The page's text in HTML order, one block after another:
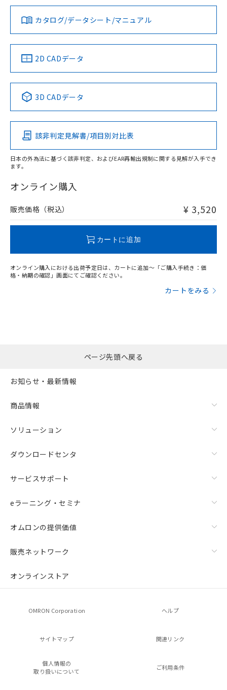
ダウンロードデータをご利用いただく前に、以下を必ずお読
みください。
ソフトウェアの使用条件
対応済み
中国 RoHS 注意事項・凡例
Pb Hg Cd Cr(VI)
O
在庫等で未対応品が混在する可能性があります。
問い合わせください。
LR型式承認
（イギリス
船舶規格）
DNV型式承認
（ノルウェー
BV型式承認
（フランス
KR型式
（韓国
No No No No
この製品の規格認証/適合状況ページへ
その他の認証はこちらのページからご検索ください
カタログ/データシート/マニュアル
2D CADデータ
3D CADデータ
該非判定見解書/項目別対比表
日本の外為法に基づく該非判定、およびEAR再輸出規制に関する見解が入手でき
ます。
オンライン購入
販売価格（税込） ¥ 3,520
カートに追加
オンライン購入における出荷予定日は、カートに追加～「ご購入手続き：価
格・納期の確認」画面にてご確認ください。
カートをみる
ページ先頭へ戻る
お知らせ・最新情報
商品情報
ソリューション
ダウンロードセンタ
サービスサポート
eラーニング・セミナ
オムロンの提供価値
販売ネットワーク
オンラインストア
OMRON Corporation ヘルプ
サイトマップ 関連リンク
個人情報の
取り扱いについて
ご利用条件